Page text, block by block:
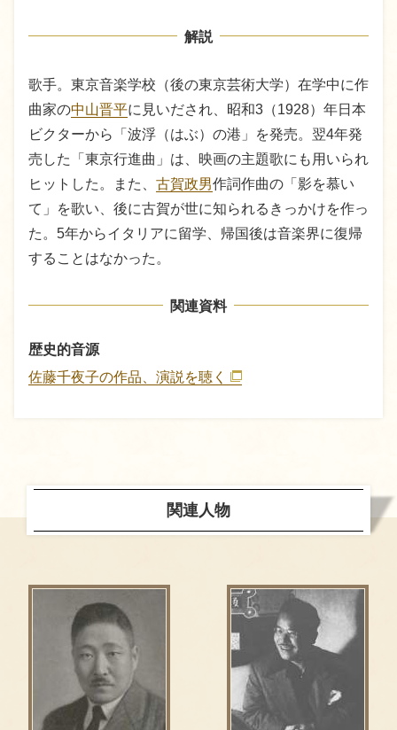
解説
歌手。東京音楽学校（後の東京芸術大学）在学中に作
曲家の中山晋平に見いだされ、昭和3（1928）年日本
ビクターから「波浮（はぶ）の港」を発売。翌4年発
売した「東京行進曲」は、映画の主題歌にも用いられ
ヒットした。また、 古賀政男作詞作曲の「影を慕い
て」を歌い、後に古賀が世に知られるきっかけを作っ
た。5年からイタリアに留学、帰国後は音楽界に復帰
することはなかった。
関連資料
歴史的音源
佐藤千夜子の作品、演説を聴く
関連人物